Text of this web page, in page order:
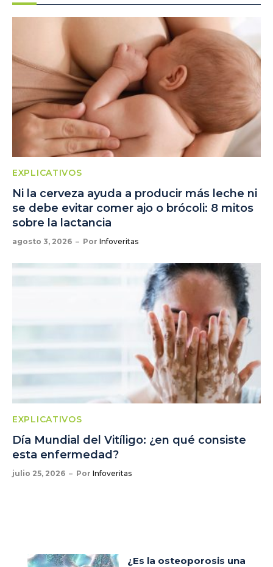
EXPLICATIVOS
Ni la cerveza ayuda a producir más leche ni
se debe evitar comer ajo o brócoli: 8 mitos
sobre la lactancia
agosto 3, 2026 Por Infoveritas
EXPLICATIVOS
Día Mundial del Vitíligo: ¿en qué consiste
esta enfermedad?
julio 25, 2026 Por Infoveritas
¿Es la osteoporosis una